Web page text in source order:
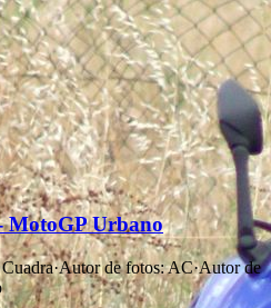
MotoGP Urbano
·Autor de fotos:AC·Autor de